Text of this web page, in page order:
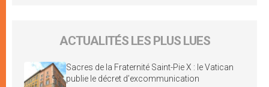
ACTUALITÉS LES PLUS LUES
Sacres de la Fraternité Saint-Pie X : le Vatican
publie le décret d’excommunication